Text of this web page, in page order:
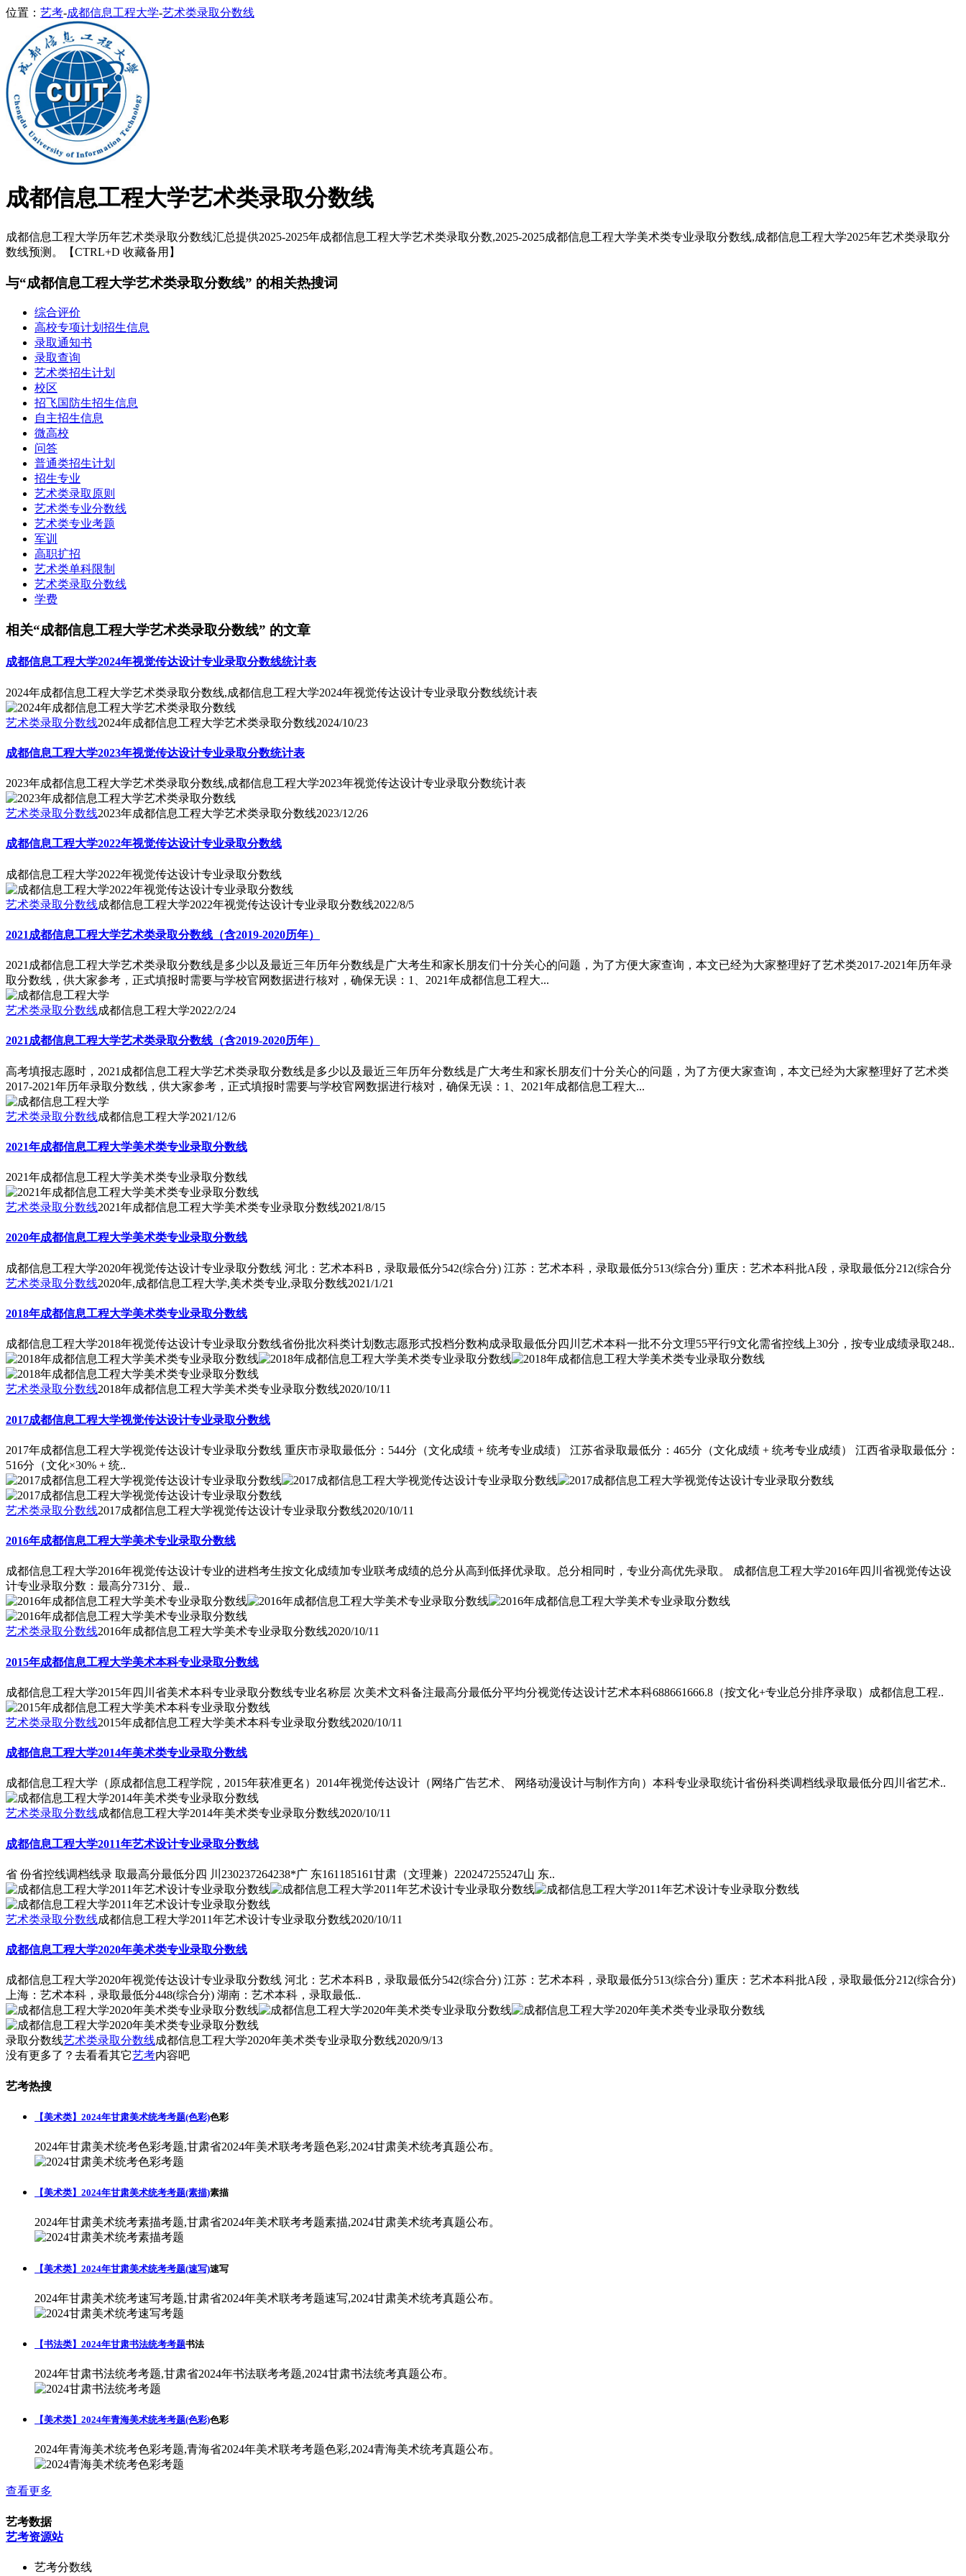
位置： 艺考-成都信息工程大学-艺术类录取分数线
成都信息工程大学艺术类录取分数线
成都信息工程大学历年艺术类录取分数线汇总提供2025-2025年成都信息工程大学艺术类录取分数,2025-2025成都信息工程大学美术类专业录取分数线,成都信息工程大学2025年艺术类录取分
数线预测。【CTRL+D 收藏备用】
与“成都信息工程大学艺术类录取分数线” 的相关热搜词
综合评价
高校专项计划招生信息
录取通知书
录取查询
艺术类招生计划
校区
招飞国防生招生信息
自主招生信息
微高校
问答
普通类招生计划
招生专业
艺术类录取原则
艺术类专业分数线
艺术类专业考题
军训
高职扩招
艺术类单科限制
艺术类录取分数线
学费
相关“成都信息工程大学艺术类录取分数线” 的文章
成都信息工程大学2024年视觉传达设计专业录取分数线统计表
2024年成都信息工程大学艺术类录取分数线,成都信息工程大学2024年视觉传达设计专业录取分数线统计表
艺术类录取分数线2024年成都信息工程大学艺术类录取分数线2024/10/23
成都信息工程大学2023年视觉传达设计专业录取分数统计表
2023年成都信息工程大学艺术类录取分数线,成都信息工程大学2023年视觉传达设计专业录取分数统计表
艺术类录取分数线2023年成都信息工程大学艺术类录取分数线2023/12/26
成都信息工程大学2022年视觉传达设计专业录取分数线
成都信息工程大学2022年视觉传达设计专业录取分数线
艺术类录取分数线成都信息工程大学2022年视觉传达设计专业录取分数线2022/8/5
2021成都信息工程大学艺术类录取分数线（含2019-2020历年）
2021成都信息工程大学艺术类录取分数线是多少以及最近三年历年分数线是广大考生和家长朋友们十分关心的问题，为了方便大家查询，本文已经为大家整理好了艺术类2017-2021年历年录
取分数线，供大家参考，正式填报时需要与学校官网数据进行核对，确保无误：1、2021年成都信息工程大...
艺术类录取分数线成都信息工程大学2022/2/24
2021成都信息工程大学艺术类录取分数线（含2019-2020历年）
高考填报志愿时，2021成都信息工程大学艺术类录取分数线是多少以及最近三年历年分数线是广大考生和家长朋友们十分关心的问题，为了方便大家查询，本文已经为大家整理好了艺术类
2017-2021年历年录取分数线，供大家参考，正式填报时需要与学校官网数据进行核对，确保无误：1、2021年成都信息工程大...
艺术类录取分数线成都信息工程大学2021/12/6
2021年成都信息工程大学美术类专业录取分数线
2021年成都信息工程大学美术类专业录取分数线
艺术类录取分数线2021年成都信息工程大学美术类专业录取分数线2021/8/15
2020年成都信息工程大学美术类专业录取分数线
成都信息工程大学2020年视觉传达设计专业录取分数线 河北：艺术本科B，录取最低分542(综合分) 江苏：艺术本科，录取最低分513(综合分) 重庆：艺术本科批A段，录取最低分212(综合分
艺术类录取分数线2020年,成都信息工程大学,美术类专业,录取分数线2021/1/21
2018年成都信息工程大学美术类专业录取分数线
成都信息工程大学2018年视觉传达设计专业录取分数线省份批次科类计划数志愿形式投档分数构成录取最低分四川艺术本科一批不分文理55平行9文化需省控线上30分，按专业成绩录取248..
艺术类录取分数线2018年成都信息工程大学美术类专业录取分数线2020/10/11
2017成都信息工程大学视觉传达设计专业录取分数线
2017年成都信息工程大学视觉传达设计专业录取分数线 重庆市录取最低分：544分（文化成绩 + 统考专业成绩） 江苏省录取最低分：465分（文化成绩 + 统考专业成绩） 江西省录取最低分：
516分（文化×30% + 统..
艺术类录取分数线2017成都信息工程大学视觉传达设计专业录取分数线2020/10/11
2016年成都信息工程大学美术专业录取分数线
成都信息工程大学2016年视觉传达设计专业的进档考生按文化成绩加专业联考成绩的总分从高到低择优录取。总分相同时，专业分高优先录取。 成都信息工程大学2016年四川省视觉传达设
计专业录取分数：最高分731分、最..
艺术类录取分数线2016年成都信息工程大学美术专业录取分数线2020/10/11
2015年成都信息工程大学美术本科专业录取分数线
成都信息工程大学2015年四川省美术本科专业录取分数线专业名称层 次美术文科备注最高分最低分平均分视觉传达设计艺术本科688661666.8（按文化+专业总分排序录取）成都信息工程..
艺术类录取分数线2015年成都信息工程大学美术本科专业录取分数线2020/10/11
成都信息工程大学2014年美术类专业录取分数线
成都信息工程大学（原成都信息工程学院，2015年获准更名）2014年视觉传达设计（网络广告艺术、 网络动漫设计与制作方向）本科专业录取统计省份科类调档线录取最低分四川省艺术..
艺术类录取分数线成都信息工程大学2014年美术类专业录取分数线2020/10/11
成都信息工程大学2011年艺术设计专业录取分数线
省 份省控线调档线录 取最高分最低分四 川230237264238*广 东161185161甘肃（文理兼）220247255247山 东..
艺术类录取分数线成都信息工程大学2011年艺术设计专业录取分数线2020/10/11
成都信息工程大学2020年美术类专业录取分数线
成都信息工程大学2020年视觉传达设计专业录取分数线 河北：艺术本科B，录取最低分542(综合分) 江苏：艺术本科，录取最低分513(综合分) 重庆：艺术本科批A段，录取最低分212(综合分)
上海：艺术本科，录取最低分448(综合分) 湖南：艺术本科，录取最低..
录取分数线艺术类录取分数线成都信息工程大学2020年美术类专业录取分数线2020/9/13
没有更多了？去看看其它艺考内容吧
艺考热搜
【美术类】2024年甘肃美术统考考题(色彩)色彩
2024年甘肃美术统考色彩考题,甘肃省2024年美术联考考题色彩,2024甘肃美术统考真题公布。
【美术类】2024年甘肃美术统考考题(素描)素描
2024年甘肃美术统考素描考题,甘肃省2024年美术联考考题素描,2024甘肃美术统考真题公布。
【美术类】2024年甘肃美术统考考题(速写)速写
2024年甘肃美术统考速写考题,甘肃省2024年美术联考考题速写,2024甘肃美术统考真题公布。
【书法类】2024年甘肃书法统考考题书法
2024年甘肃书法统考考题,甘肃省2024年书法联考考题,2024甘肃书法统考真题公布。
【美术类】2024年青海美术统考考题(色彩)色彩
2024年青海美术统考色彩考题,青海省2024年美术联考考题色彩,2024青海美术统考真题公布。
查看更多
艺考数据
艺考资源站
艺考分数线